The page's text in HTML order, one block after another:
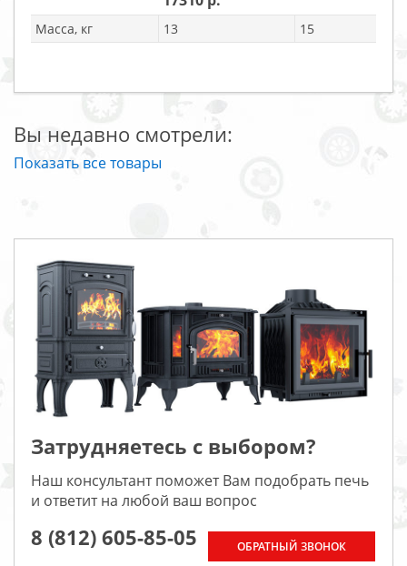
Масса, кг 13 15
Вы недавно смотрели:
Показать все товары
Затрудняетесь с выбором?
Наш консультант поможет Вам подобрать печь
и ответит на любой ваш вопрос
8 (812) 605-85-05 ОБРАТНЫЙ ЗВОНОК